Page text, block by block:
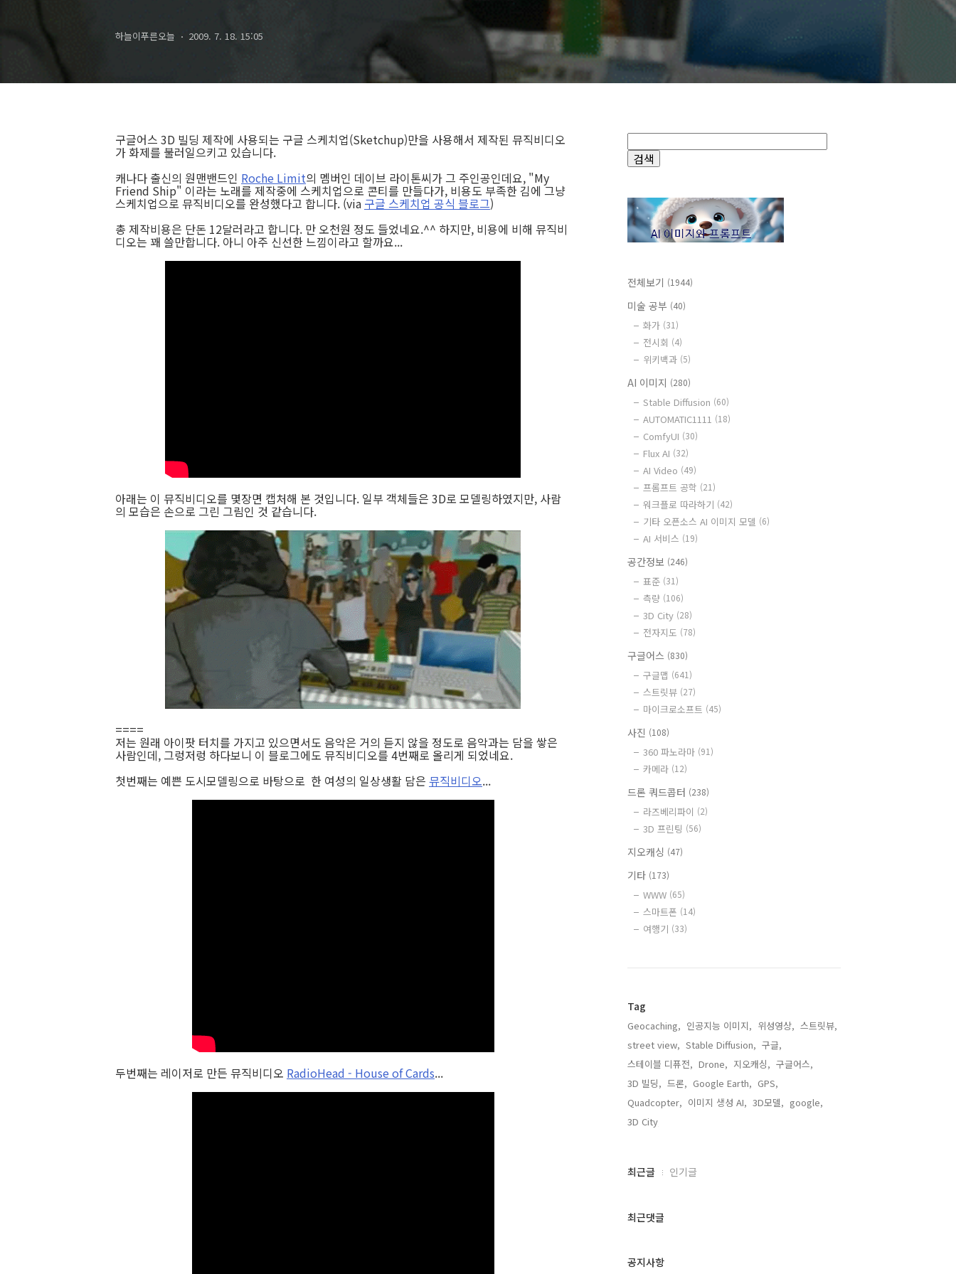
하늘이푸른오늘 2009. 7. 18. 15:05
구글어스 3D 빌딩 제작에 사용되는 구글 스케치업(Sketchup)만을 사용해서 제작된 뮤직비디오
가 화제를 불러일으키고 있습니다.
캐나다 출신의 원맨밴드인 Roche Limit의 멤버인 데이브 라이톤씨가 그 주인공인데요, "My
Friend Ship" 이라는 노래를 제작중에 스케치업으로 콘티를 만들다가, 비용도 부족한 김에 그냥
스케치업으로 뮤직비디오를 완성했다고 합니다. (via 구글 스케치업 공식 블로그)
총 제작비용은 단돈 12달러라고 합니다. 만 오천원 정도 들었네요.^^ 하지만, 비용에 비해 뮤직비
디오는 꽤 쓸만합니다. 아니 아주 신선한 느낌이라고 할까요...
아래는 이 뮤직비디오를 몇장면 캡처해 본 것입니다. 일부 객체들은 3D로 모델링하였지만, 사람
의 모습은 손으로 그린 그림인 것 같습니다.
====
저는 원래 아이팟 터치를 가지고 있으면서도 음악은 거의 듣지 않을 정도로 음악과는 담을 쌓은
사람인데, 그렁저렁 하다보니 이 블로그에도 뮤직비디오를 4번째로 올리게 되었네요.
첫번째는 예쁜 도시모델링으로 바탕으로 한 여성의 일상생활 담은 뮤직비디오...
두번째는 레이저로 만든 뮤직비디오 RadioHead - House of Cards...
전체보기 (1944)
미술 공부 (40)
화가 (31)
전시회 (4)
위키백과 (5)
AI 이미지 (280)
Stable Diffusion (60)
AUTOMATIC1111 (18)
ComfyUI (30)
Flux AI (32)
AI Video (49)
프롬프트 공학 (21)
워크플로 따라하기 (42)
기타 오픈소스 AI 이미지 모델 (6)
AI 서비스 (19)
공간정보 (246)
표준 (31)
측량 (106)
3D City (28)
전자지도 (78)
구글어스 (830)
구글맵 (641)
스트릿뷰 (27)
마이크로소프트 (45)
사진 (108)
360 파노라마 (91)
카메라 (12)
드론 쿼드콥터 (238)
라즈베리파이 (2)
3D 프린팅 (56)
지오캐싱 (47)
기타 (173)
WWW (65)
스마트폰 (14)
여행기 (33)
Tag
Geocaching, 인공지능 이미지, 위성영상, 스트릿뷰,
street view, Stable Diffusion, 구글,
스테이블 디퓨전, Drone, 지오캐싱, 구글어스,
3D 빌딩, 드론, Google Earth, GPS,
Quadcopter, 이미지 생성 AI, 3D모델, google,
3D City,
최
과
글
최근글 인기글
최근댓글
공지사항